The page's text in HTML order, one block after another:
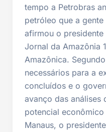
tempo a Petrobras
petróleo que a
afirmou o
Jornal da Amazônia
Amazônica.
necessários para a
concluídos e o
avanço das análises
potencial
Manaus, o